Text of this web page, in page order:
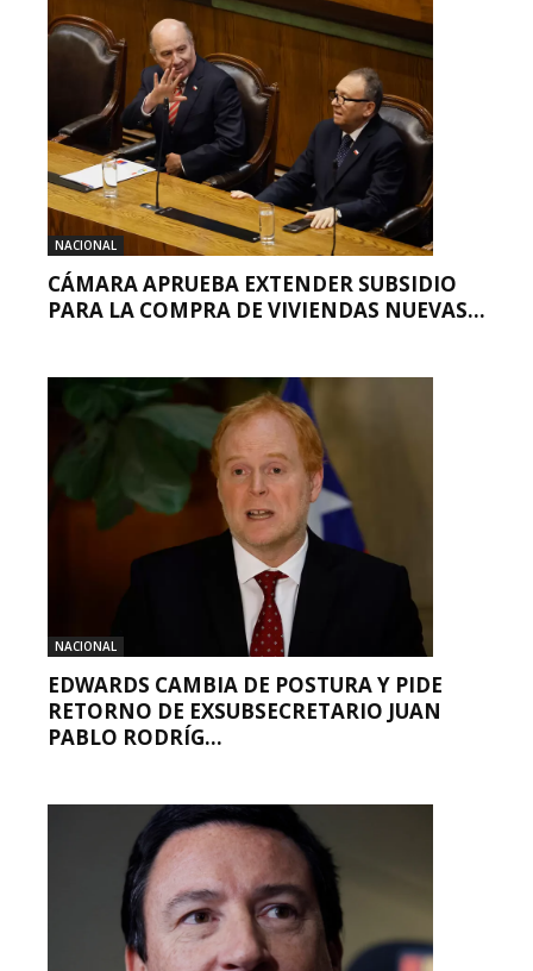
NACIONAL
CÁMARA APRUEBA EXTENDER SUBSIDIO
PARA LA COMPRA DE VIVIENDAS NUEVAS...
NACIONAL
EDWARDS CAMBIA DE POSTURA Y PIDE
RETORNO DE EXSUBSECRETARIO JUAN
PABLO RODRÍG...